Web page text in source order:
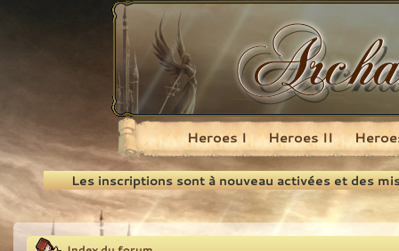
Recherche
Heroes I Heroes II
Les inscriptions sont à nouveau activées et des